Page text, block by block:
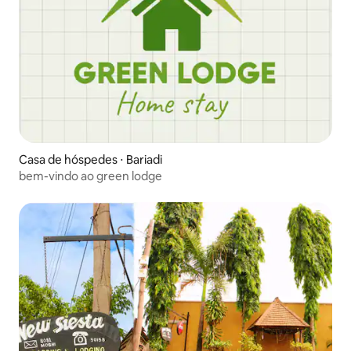
Casa de hóspedes ⋅ Bariadi
bem-vindo ao green lodge